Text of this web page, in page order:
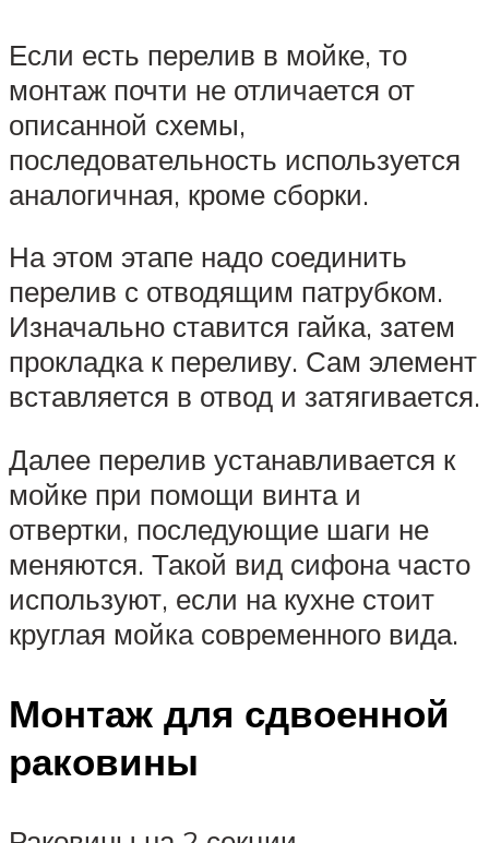
Если есть перелив в мойке, то
монтаж почти не отличается от
описанной схемы,
последовательность используется
аналогичная, кроме сборки.
На этом этапе надо соединить
перелив с отводящим патрубком.
Изначально ставится гайка, затем
прокладка к переливу. Сам элемент
вставляется в отвод и затягивается.
Далее перелив устанавливается к
мойке при помощи винта и
отвертки, последующие шаги не
меняются. Такой вид сифона часто
используют, если на кухне стоит
круглая мойка современного вида.
Монтаж для сдвоенной
раковины